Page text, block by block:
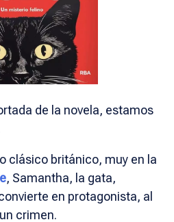
de la novela, estamos
clásico británico, muy en la
, Samantha, la gata,
en protagonista, al
crimen.